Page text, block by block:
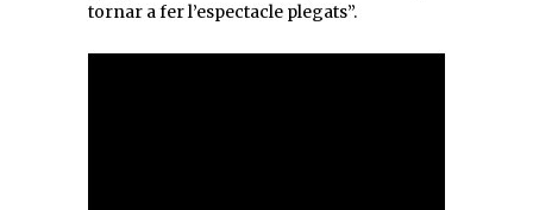
tornar a fer l’espectacle plegats”.